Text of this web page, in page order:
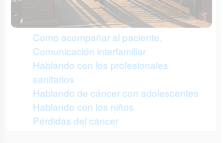
Como acompañar al paciente.
Comunicación interfamiliar
Hablando con los profesionales
sanitarios
Hablando de cáncer con adolescentes
Hablando con los niños
Pérdidas del cáncer